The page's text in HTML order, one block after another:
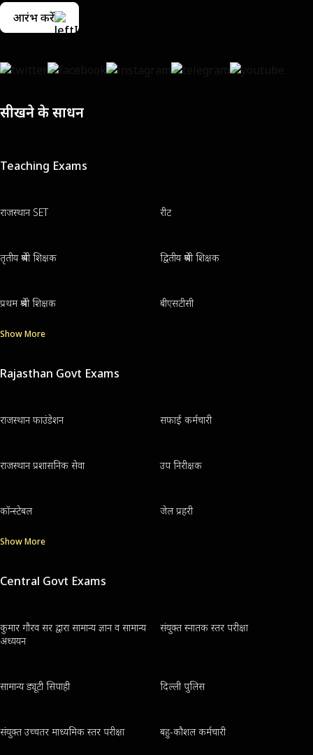
आरंभ करें
सीखने के साधन
Teaching Exams
राजस्थान SET रीट
तृतीय श्रेणी शिक्षक द्वितीय श्रेणी शिक्षक
प्रथम श्रेणी शिक्षक बीएसटीसी
Show More
Rajasthan Govt Exams
राजस्थान फाउंडेशन सफाई कर्मचारी
राजस्थान प्रशासनिक सेवा उप निरीक्षक
कॉन्स्टेबल जेल प्रहरी
Show More
Central Govt Exams
कुमार गौरव सर द्वारा सामान्य ज्ञान व सामान्य
अध्ययन
संयुक्त स्नातक स्तर परीक्षा
सामान्य ड्यूटी सिपाही दिल्ली पुलिस
संयुक्त उच्चतर माध्यमिक स्तर परीक्षा बहु-कौशल कर्मचारी